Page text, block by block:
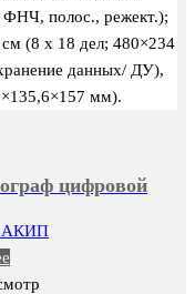
полос., режект.);
(8 х 18 дел; 480×234
данных/ ДУ),
мм).
цифровой
АКИП